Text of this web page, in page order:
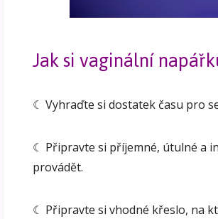
Jak si vaginální
☾ Vyhraďte si dostatek času pro
☾ Připravte si příjemné, útulné a
provádět.
☾ Připravte si vhodné křeslo, na